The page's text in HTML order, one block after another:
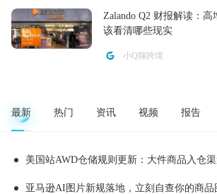
Zalando Q2 财报解读：
该看清哪些现实
小Q聊跨境
最新 热门 资讯 视频 报告
美国站AWD仓储规则更新：大件商品入仓渠
亚马逊AI图片新规落地，立刻自查你的商品